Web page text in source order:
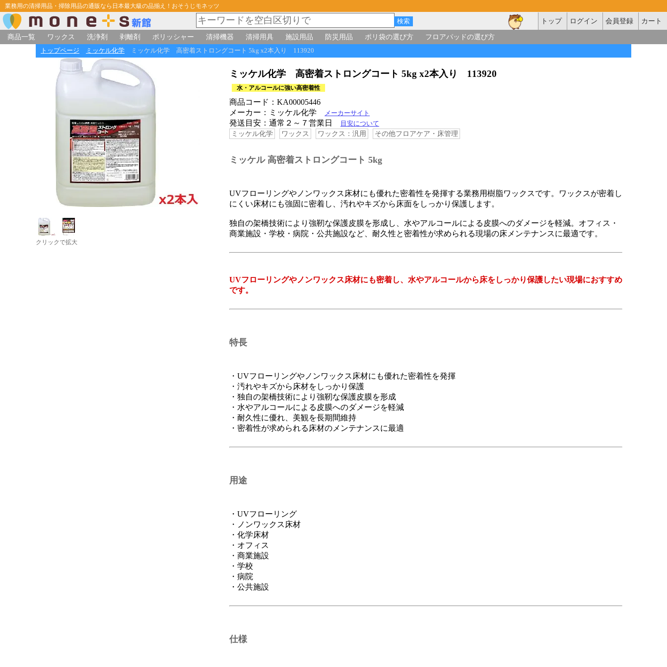
業務用の清掃用品・掃除用品の通販なら日本最大級の品揃え！おそうじモネッツ
トップ ログイン 会員登録
カート
商品一覧
ワックス 洗浄剤 剥離剤 ポリッシャー 清掃機器 清掃用具 施設用品 防災用品 ポリ袋の選び方 フロアパッドの選び方
トップページ ミッケル化学 ミッケル化学 高密着ストロングコート 5kg x2本入り 113920
クリックで拡大
ミッケル化学 高密着ストロングコート 5kg x2本入り 113920
水・アルコールに強い高密着性
商品コード：KA00005446
メーカー：ミッケル化学
メーカーサイト
発送目安：通常２～７営業日 目安について
ミッケル化学 ワックス ワックス：汎用 その他フロアケア・床管理
ミッケル 高密着ストロングコート 5kg
UVフローリングやノンワックス床材にも優れた密着性を発揮する業務用樹脂ワックスです。ワックスが密着し
にくい床材にも強固に密着し、汚れやキズから床面をしっかり保護します。
独自の架橋技術により強靭な保護皮膜を形成し、水やアルコールによる皮膜へのダメージを軽減。オフィス・
商業施設・学校・病院・公共施設など、耐久性と密着性が求められる現場の床メンテナンスに最適です。
UVフローリングやノンワックス床材にも密着し、水やアルコールから床をしっかり保護したい現場におすすめ
です。
特長
・UVフローリングやノンワックス床材にも優れた密着性を発揮
・汚れやキズから床材をしっかり保護
・独自の架橋技術により強靭な保護皮膜を形成
・水やアルコールによる皮膜へのダメージを軽減
・耐久性に優れ、美観を長期間維持
・密着性が求められる床材のメンテナンスに最適
用途
・UVフローリング
・ノンワックス床材
・化学床材
・オフィス
・商業施設
・学校
・病院
・公共施設
仕様